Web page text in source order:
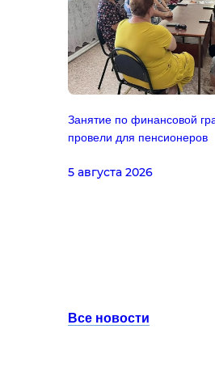
Занятие по финансовой
провели для пенсионеров
5 августа 2026
Все новости